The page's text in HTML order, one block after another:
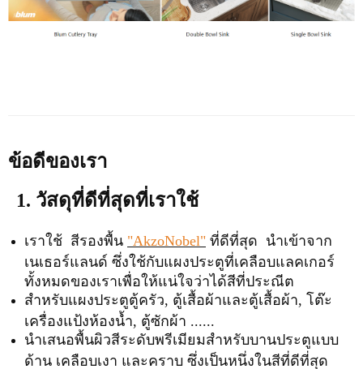
ข้อดีของเรา
1. วัสดุที่ดีที่สุดที่เราใช้
เราใช้ สีรองพื้น "AkzoNobel" ที่ดีที่สุด นำเข้าจาก
เนเธอร์แลนด์ ซึ่งใช้กับแผงประตูที่เคลือบแลคเกอร์
ทั้งหมดของเราเพื่อให้แน่ใจว่าได้สีที่ประณีต
สำหรับแผงประตูตู้ครัว, ตู้เสื้อผ้าและตู้เสื้อผ้า, โต๊ะ
เครื่องแป้งห้องน้ำ, ตู้ซักผ้า ......
นำเสนอพื้นผิวสีระดับพรีเมียมสำหรับบานประตูแบบ
ด้าน เคลือบเงา และคราบ ซึ่งเป็นหนึ่งในสีที่ดีที่สุด